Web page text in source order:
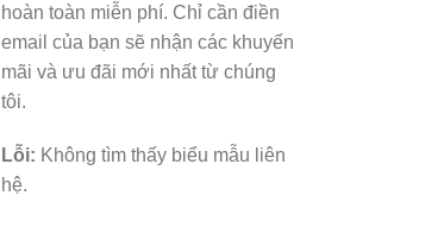
hoàn toàn miễn phí. Chỉ cần điền
email của bạn sẽ nhận các khuyến
mãi và ưu đãi mới nhất từ chúng
tôi.
Lỗi: Không tìm thấy biểu mẫu liên
hệ.